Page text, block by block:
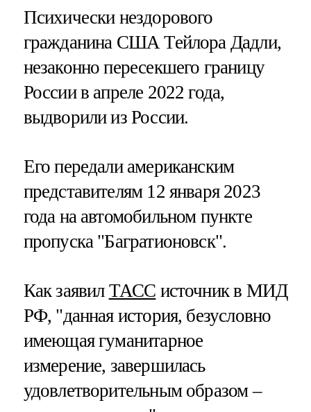
Психически нездорового
гражданина США Тейлора Дадли,
незаконно пересекшего границу
России в апреле 2022 года,
выдворили из России.
Его передали американским
представителям 12 января 2023
года на автомобильном пункте
пропуска "Багратионовск".
Как заявил ТАСС источник в МИД
РФ, "данная история, безусловно
имеющая гуманитарное
измерение, завершилась
удовлетворительным образом –